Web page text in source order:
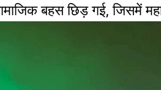
बहस छिड़ गई, जिसमें